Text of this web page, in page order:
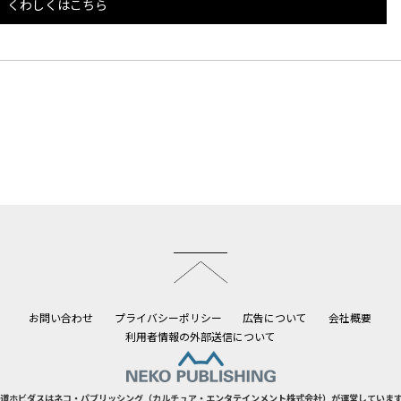
くわしくはこちら
お問い合わせ プライバシーポリシー 広告について
会社概要
利用者情報の外部送信について
ホビダスはネコ・パブリッシング（カルチュア・エンタテインメント株式会社）が運営していま